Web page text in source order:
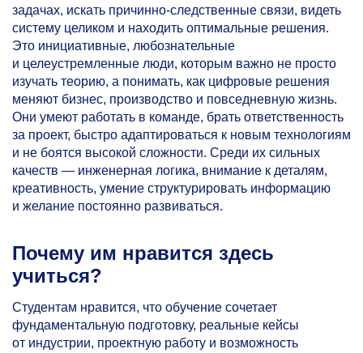
задачах, искать причинно-следственные связи, видеть
систему целиком и находить оптимальные решения.
Это инициативные, любознательные
и целеустремленные люди, которым важно не просто
изучать теорию, а понимать, как цифровые решения
меняют бизнес, производство и повседневную жизнь.
Они умеют работать в команде, брать ответственность
за проект, быстро адаптироваться к новым технологиям
и не боятся высокой сложности. Среди их сильных
качеств — инженерная логика, внимание к деталям,
креативность, умение структурировать информацию
и желание постоянно развиваться.
Почему им нравится здесь
учиться?
Студентам нравится, что обучение сочетает
фундаментальную подготовку, реальные кейсы
от индустрии, проектную работу и возможность